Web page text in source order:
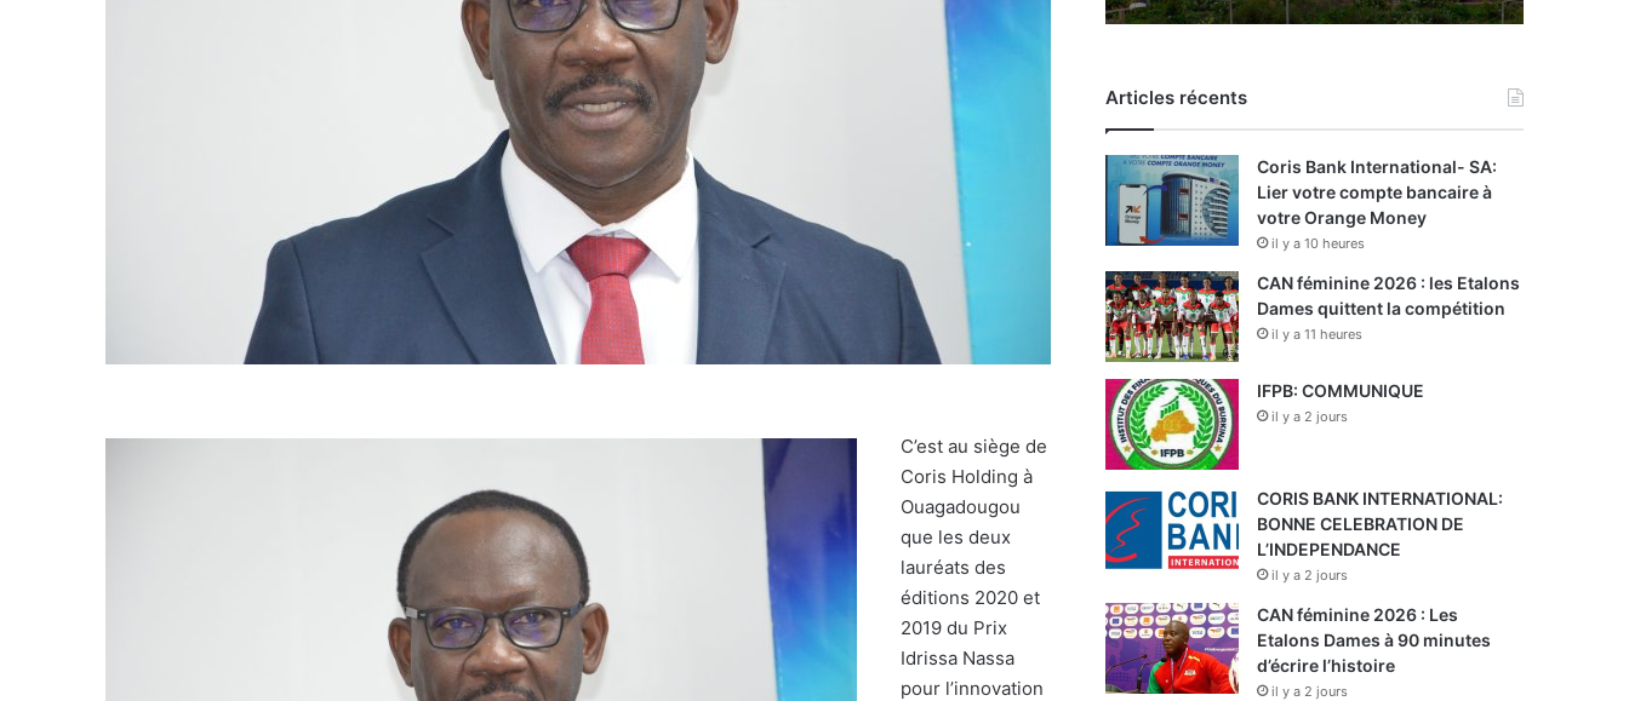
C’est au siège de
Coris Holding à
Ouagadougou
que les deux
lauréats des
éditions 2020 et
2019 du Prix
Idrissa Nassa
pour l’innovation
Articles récents
Coris Bank International- SA:
Lier votre compte bancaire à
votre Orange Money
il y a 10 heures
CAN féminine 2026 : les Etalons
Dames quittent la compétition
il y a 11 heures
IFPB: COMMUNIQUE
il y a 2 jours
CORIS BANK INTERNATIONAL:
BONNE CELEBRATION DE
L’INDEPENDANCE
il y a 2 jours
CAN féminine 2026 : Les
Etalons Dames à 90 minutes
d’écrire l’histoire
il y a 2 jours